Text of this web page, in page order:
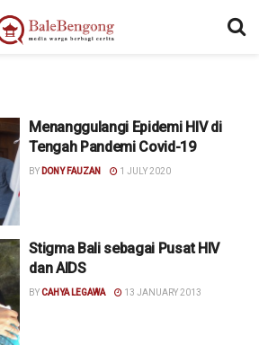
Menanggulangi Epidemi HIV di
Tengah Pandemi Covid-19
BY DONY FAUZAN 1 JULY 2020
Stigma Bali sebagai Pusat HIV
dan AIDS
BYCAHYA LEGAWA 13 JANUARY 2013